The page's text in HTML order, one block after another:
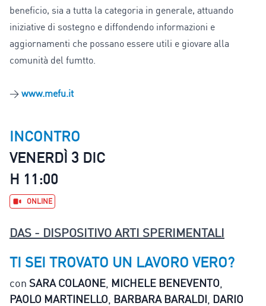
beneficio, sia a tutta la categoria in generale, attuando
iniziative di sostegno e diffondendo informazioni e
aggiornamenti che possano essere utili e giovare alla
comunità del fumtto.
> www.mefu.it
INCONTRO
VENERDÌ 3 DIC
H 11:00
ONLINE
DAS - DISPOSITIVO ARTI SPERIMENTALI
TI SEI TROVATO UN LAVORO VERO?
con SARA COLAONE MICHELE BENEVENTO
PAOLO MARTINELLO BARBARA BARALDI DARIO